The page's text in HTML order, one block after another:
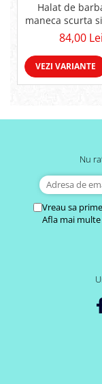
Halat de
maneca scurta
C03SMS
84,00 Lei
VEZI VARIANTE
Nu
Vreau sa
Afla mai multe